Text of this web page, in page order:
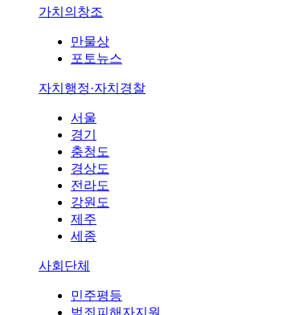
가치의창조
만물상
포토뉴스
자치행정·자치경찰
서울
경기
충청도
경상도
전라도
강원도
제주
세종
사회단체
민주평등
범죄피해자지원